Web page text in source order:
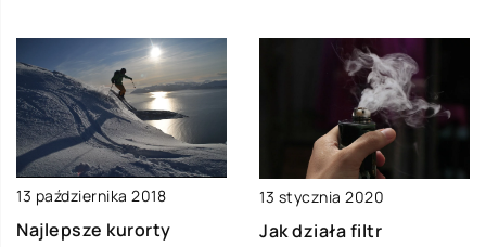
13 października 2018
Najlepsze kurorty
13 stycznia 2020
Jak działa filtr